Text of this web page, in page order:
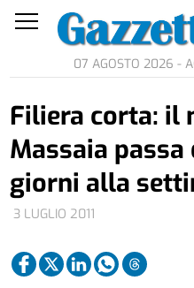
07 AGOSTO 2026 -
3 LUGLIO 2011
Filiera corta: il
Massaia passa
giorni alla